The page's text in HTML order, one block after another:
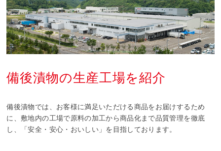
備後漬物の生産工場を紹介
備後漬物では、お客様に満足いただける商品をお届けするため
に、敷地内の工場で原料の加工から商品化まで品質管理を徹底
し、「安全・安心・おいしい」を目指しております。